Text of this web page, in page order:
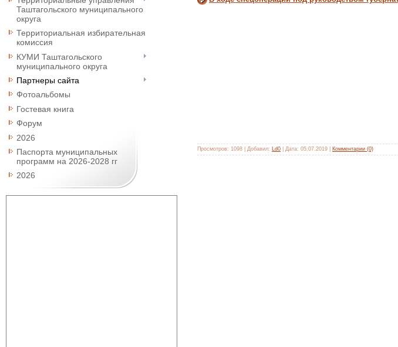
Таштагольского муниципального
округа
Территориальная избирательная
комиссия
КУМИ Таштагольского
муниципального округа
Партнеры сайта
Фотоальбомы
Гостевая книга
Форум
2026
Паспорта муниципальных
программ на 2026-2028 гг
2026
Просмотров: 1098 Добавил: Ld0 Дата: 05.07.2019 Комментарии (0)